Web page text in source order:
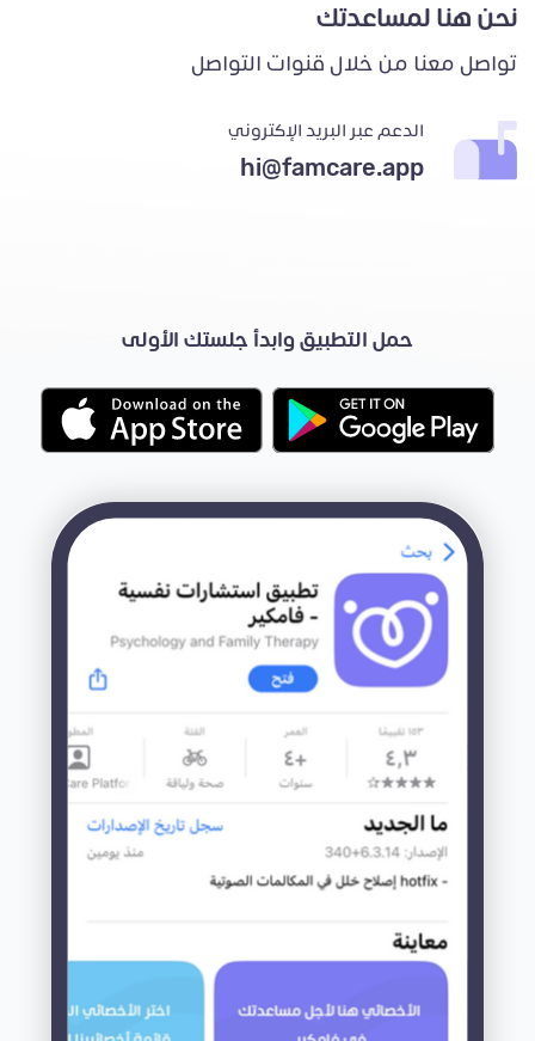
نحن هنا لمساعدتك
تواصل معنا من خلال قنوات التواصل
الدعم عبر البريد الإكتروني
hi@famcare.app
حمل التطبيق وابدأ جلستك الأولى